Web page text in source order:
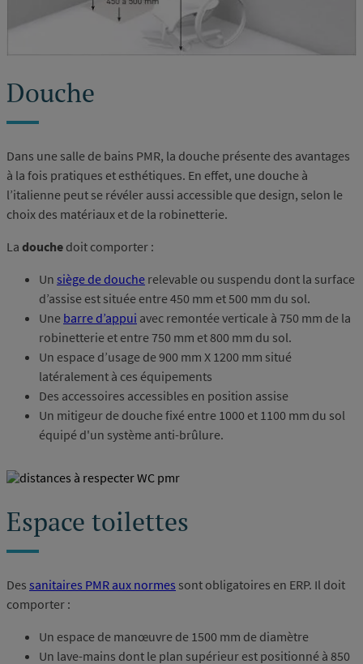
Douche
Dans une salle de bains PMR, la douche présente des avantages
à la fois pratiques et esthétiques. En effet, une douche à
l’italienne peut se révéler aussi accessible que design, selon le
choix des matériaux et de la robinetterie.
La douche doit comporter :
Un siège de douche relevable ou suspendu dont la surface
d’assise est située entre 450 mm et 500 mm du sol.
Une barre d’appui avec remontée verticale à 750 mm de la
robinetterie et entre 750 mm et 800 mm du sol.
Un espace d’usage de 900 mm X 1200 mm situé
latéralement à ces équipements
Des accessoires accessibles en position assise
Un mitigeur de douche fixé entre 1000 et 1100 mm du sol
équipé d'un système anti-brûlure.
Espace toilettes
Des sanitaires PMR aux normes sont obligatoires en ERP. Il doit
comporter :
Un espace de manœuvre de 1500 mm de diamètre
Un lave-mains dont le plan supérieur est positionné à 850